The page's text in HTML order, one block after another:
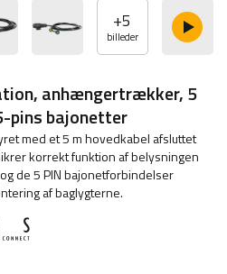
+5
billeder
anhængertrækker, 5
pins bajonetter
med et 5 m hovedkabel afsluttet
korrekt funktion af belysningen
de 5 PIN bajonetforbindelser
af baglygterne.